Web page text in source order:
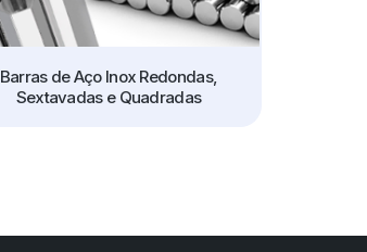
Barras de Aço Inox Redondas,
Sextavadas e Quadradas